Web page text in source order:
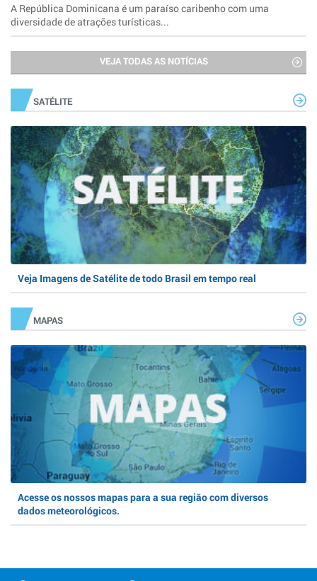
A República Dominicana é um paraíso caribenho com uma
diversidade de atrações turísticas...
VEJA TODAS AS NOTÍCIAS
SATÉLITE
Veja Imagens de Satélite de todo Brasil em tempo real
MAPAS
Acesse os nossos mapas para a sua região com diversos
dados meteorológicos.